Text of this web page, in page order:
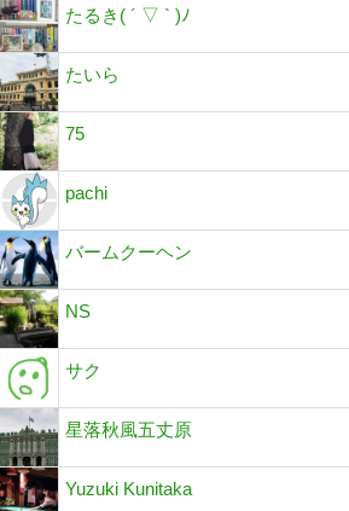
たるき( ´ ▽ ` )ﾉ
たいら
75
pachi
バームクーヘン
NS
サク
星落秋風五丈原
Yuzuki Kunitaka